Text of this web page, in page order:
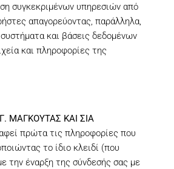
συγκεκριμένων υπηρεσιών από
απαγορεύοντας, παράλληλα,
και βάσεις δεδομένων
και πληροφορίες της
Γ. ΜΑΓΚΟΥΤΑΣ ΚΑΙ ΣΙΑ
πρώτα τις πληροφορίες που
το ίδιο κλειδί (που
την έναρξη της σύνδεσής σας με